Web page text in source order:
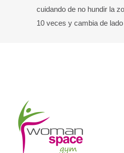
cuidando de no hundir la
10 veces y cambia de lado